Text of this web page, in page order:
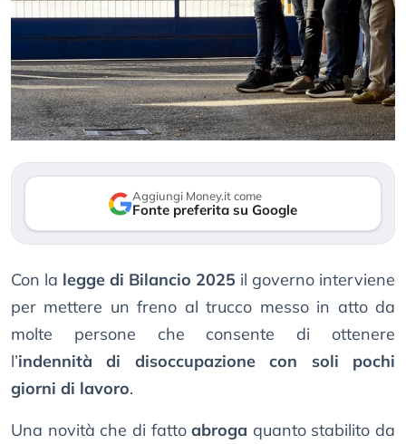
Aggiungi Money.it come
Fonte preferita su Google
Con la legge di Bilancio 2025 il governo interviene
per mettere un freno al trucco messo in atto da
molte persone che consente di ottenere
l’indennità di disoccupazione con soli pochi
giorni di lavoro.
Una novità che di fattoabroga quanto stabilito da